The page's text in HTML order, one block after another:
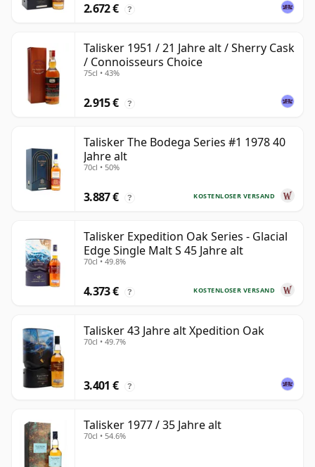
2.672 € ?
Talisker 1951 / 21 Jahre alt / Sherry Cask
/ Connoisseurs Choice
75cl • 43%
2.915 € ?
Talisker The Bodega Series #1 1978 40
Jahre alt
70cl • 50%
KOSTENLOSER VERSAND
3.887 € ?
Talisker Expedition Oak Series - Glacial
Edge Single Malt S 45 Jahre alt
70cl • 49.8%
KOSTENLOSER VERSAND
4.373 € ?
Talisker 43 Jahre alt Xpedition Oak
70cl • 49.7%
3.401 € ?
Talisker 1977 / 35 Jahre alt
70cl • 54.6%